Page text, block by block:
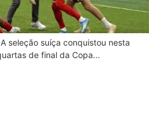
seleção suíça conquistou nesta
de final da Copa...